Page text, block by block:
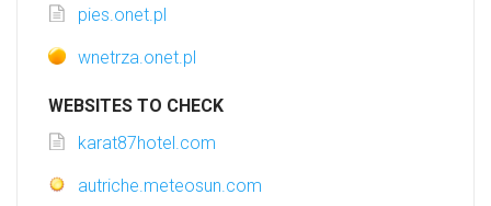
pies.onet.pl
wnetrza.onet.pl
WEBSITES TO CHECK
karat87hotel.com
autriche.meteosun.com